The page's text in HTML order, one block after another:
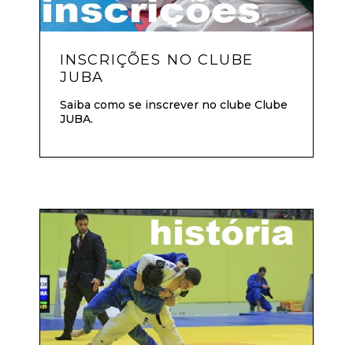
INSCRIÇÕES NO CLUBE
JUBA
Saiba como se inscrever no clube Clube
JUBA.